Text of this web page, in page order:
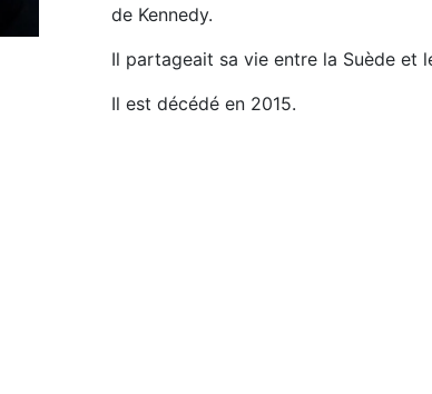
de Kennedy.
Il partageait sa vie entre la Suède et
Il est décédé en 2015.